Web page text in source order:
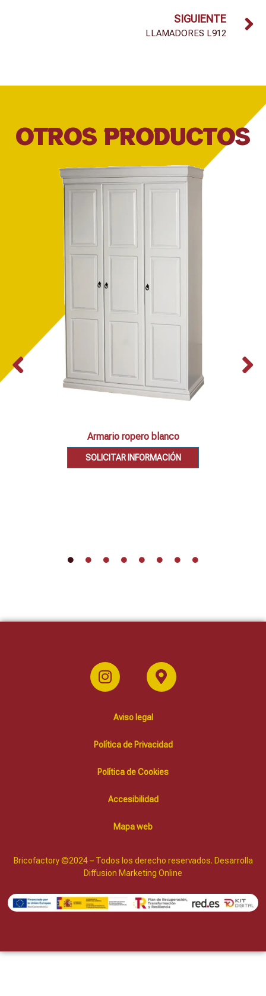
SIGUIENTE
LLAMADORES L912
OTROS PRODUCTOS
Armario ropero blanco
SOLICITAR INFORMACIÓN
Aviso legal
Política de Privacidad
Política de Cookies
Accesibilidad
Mapa web
Bricofactory ©2024 – Todos los derecho reservados. Desarrolla
Diffusion Marketing Online